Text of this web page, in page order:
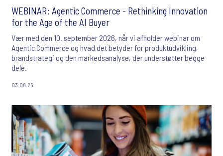
WEBINAR: Agentic Commerce - Rethinking Innovation
for the Age of the AI Buyer
Vær med den 10. september 2026, når vi afholder webinar om
Agentic Commerce og hvad det betyder for produktudvikling,
brandstrategi og den markedsanalyse, der understøtter begge
dele.
03.08.26